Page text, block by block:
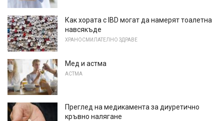
Как хората с IBD могат да намерят тоалетна
навсякъде
ХРАНОСМИЛАТЕЛНО ЗДРАВЕ
Мед и астма
АСТМА
Преглед на медикамента за диуретично
кръвно налягане